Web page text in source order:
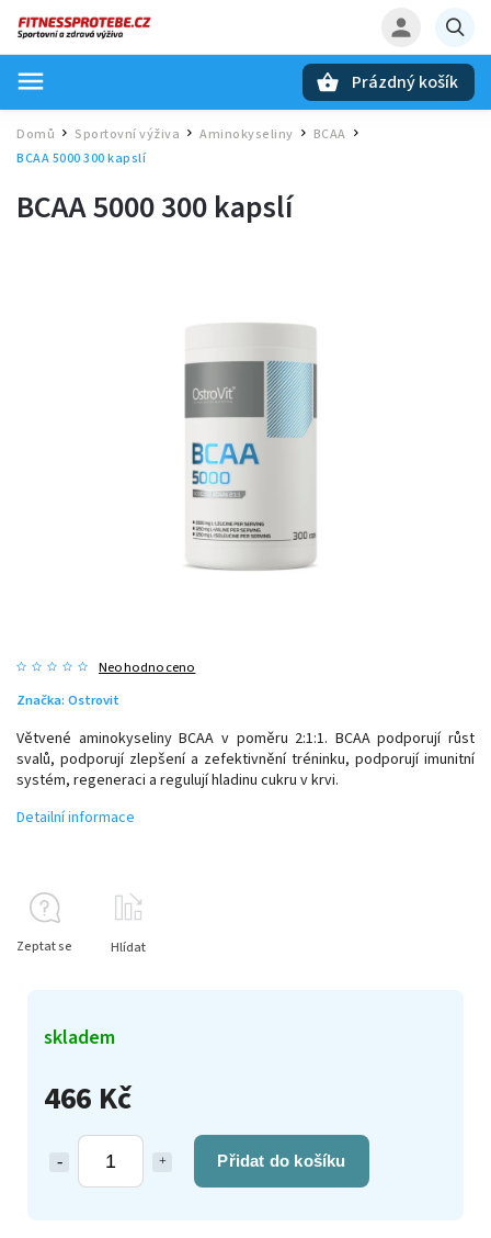
Prázdný košík
Domů / Sportovní výživa / Aminokyseliny BCAA
BCAA 5000 300 kapslí
BCAA 5000 300 kapslí
Neohodnoceno
Značka: Ostrovit
466 Kč
Přidat do košíku
skladem
Větvené aminokyseliny BCAA v poměru 2:1:1. BCAA podporují růst
svalů, podporují zlepšení a zefektivnění tréninku, podporují imunitní
systém, regeneraci a regulují hladinu cukru v krvi.
Detailní informace
Zeptat se Hlídat